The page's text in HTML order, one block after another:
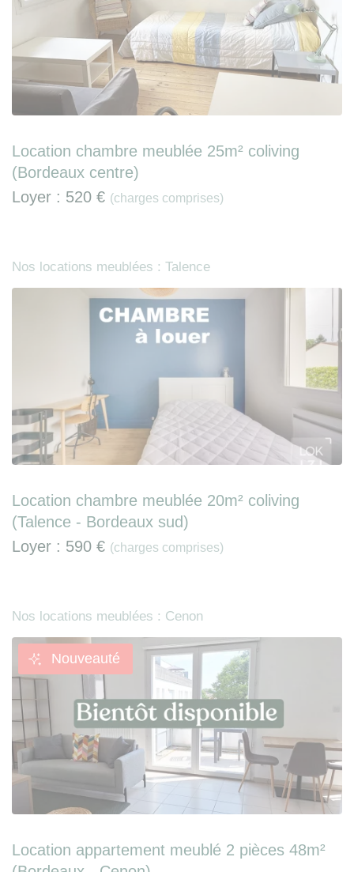
Location chambre meublée 25m² coliving
(Bordeaux centre)
Loyer : 520 € (charges comprises)
Nos locations meublées : Talence
Location chambre meublée 20m² coliving
(Talence - Bordeaux sud)
Loyer : 590 € (charges comprises)
Nos locations meublées : Cenon
Nouveauté
Location appartement meublé 2 pièces 48m²